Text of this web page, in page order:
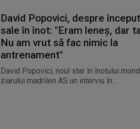
David Popovici, despre
sale în înot: "Eram leneș, dar
Nu am vrut să fac nimic la
antrenament"
David Popovici, noul star în înotului
ziarului madrilen AS un interviu în...